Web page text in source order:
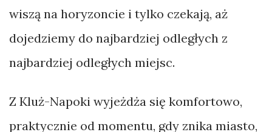
wiszą na horyzoncie i tylko czekają, aż
dojedziemy do najbardziej odległych z
najbardziej odległych miejsc.
Z Kluż-Napoki wyjeżdża się komfortowo,
praktycznie od momentu, gdy znika miasto,